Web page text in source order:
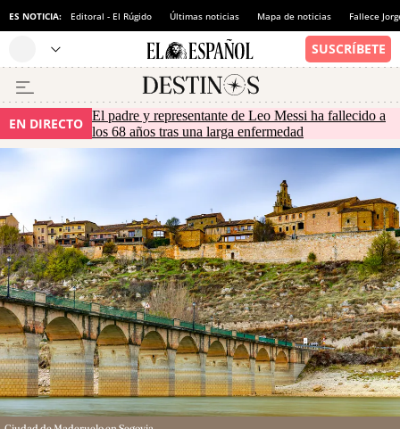
ES NOTICIA: Editoral - El Rúgido Últimas noticias Mapa de noticias Fallece
EN DIRECTO El padre y representante de Leo Messi ha fallecido a
los 68 años tras una larga enfermedad